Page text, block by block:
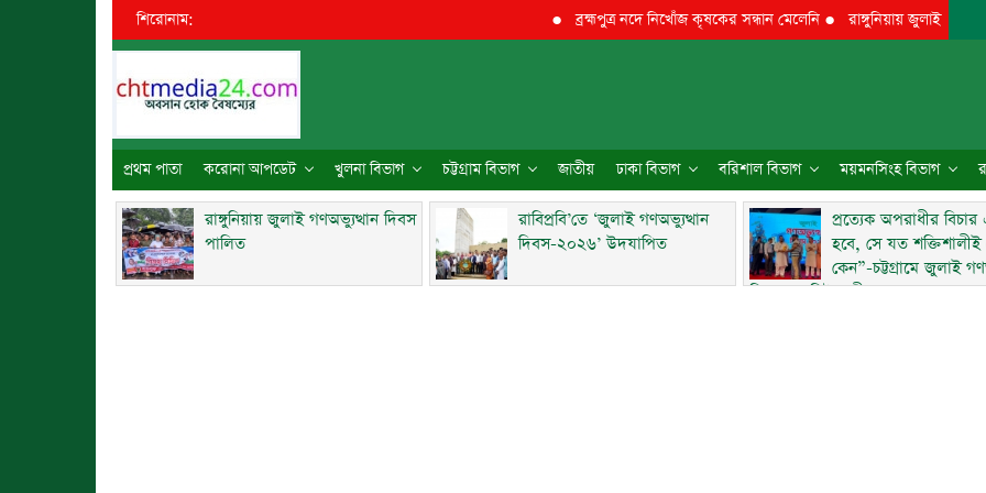
শিরোনাম: ব্রহ্মপুত্র নদে নিখোঁজ কৃষকের সন্ধান মেলেনি●রাঙ্গুনিয়ায় জুলাই
প্রথম পাতা করোনা আপডেট খুলনা বিভাগ চট্টগ্রাম বিভাগ জাতীয় ঢাকা বিভাগ বরিশাল বিভাগ ময়মনসিংহ বিভাগ
রাঙ্গুনিয়ায় জুলাই গণঅভ্যুত্থান দিবস
পালিত
রাবিপ্রবি’তে ‘জুলাই গণঅভ্যুত্থান
দিবস-২০২৬’ উদযাপিত
প্রত্যেক অপরাধীর
হবে, সে যত
কেন”-চট্টগ্রামে জুলাই
দিবসে ব্যারিস্টার মীর হেলাল